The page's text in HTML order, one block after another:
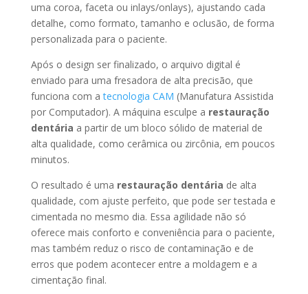
uma coroa, faceta ou inlays/onlays), ajustando cada
detalhe, como formato, tamanho e oclusão, de forma
personalizada para o paciente.
Após o design ser finalizado, o arquivo digital é
enviado para uma fresadora de alta precisão, que
funciona com atecnologia CAM (Manufatura Assistida
por Computador). A máquina esculpe a restauração
dentária a partir de um bloco sólido de material de
alta qualidade, como cerâmica ou zircônia, em poucos
minutos.
O resultado é uma restauração dentária de alta
qualidade, com ajuste perfeito, que pode ser testada e
cimentada no mesmo dia. Essa agilidade não só
oferece mais conforto e conveniência para o paciente,
mas também reduz o risco de contaminação e de
erros que podem acontecer entre a moldagem e a
cimentação final.